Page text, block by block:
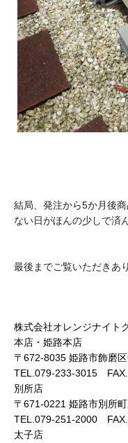
結局、発注から5か月後
ない日がほんの少しで済
最後までご覧いただきあ
株式会社オレンジナイト
本店・姫路本店
〒672-8035 姫路市飾磨
TEL.079-233-3015
別所店
〒671-0221 姫路市別所
TEL.079-251-2000
太子店